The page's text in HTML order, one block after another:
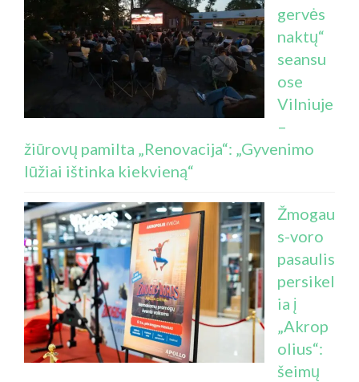
gervės
naktų“
seansu
ose
Vilniuje
–
žiūrovų pamilta „Renovacija“: „Gyvenimo
lūžiai ištinka kiekvieną“
Žmogau
s-voro
pasaulis
persikel
ia į
„Akrop
olius“:
šeimų